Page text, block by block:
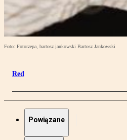
Foto: Fotorzepa, bartosz jankowski Bartosz Jankowski
Red
Powiązane